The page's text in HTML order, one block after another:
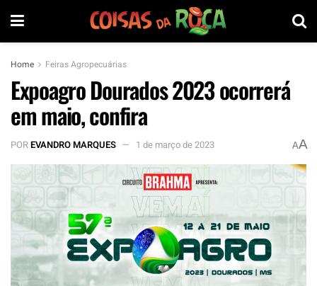
Home Feiras Agropecuárias
Expoagro Dourados 2023 ocorrerá
em maio, confira
POREVANDRO MARQUES 1 de março de 2023 AA